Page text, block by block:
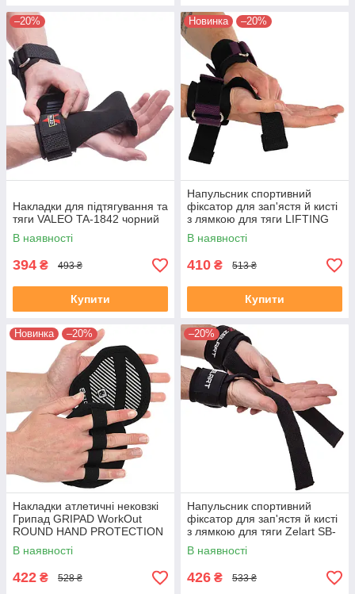
–20%
Накладки для підтягування та
тяги VALEO TA-1842 чорний
В наявності
394 ₴ 493 ₴
Купити
Новинка –20%
Напульсник спортивний
фіксатор для зап'ястя й кисті
з лямкою для тяги LIFTING
STRAP EZOUS B-10 2шт
чорний-фіолетовий
В наявності
410 ₴ 513 ₴
Купити
Новинка –20%
Накладки атлетичні нековзкі
Грипад GRIPAD WorkOut
ROUND HAND PROTECTION
EZOUS D-02 чорний
В наявності
422 ₴ 528 ₴
–20%
Напульсник спортивний
фіксатор для зап'ястя й кисті
з лямкою для тяги Zelart SB-
167052 2шт чорний
В наявності
426 ₴ 533 ₴